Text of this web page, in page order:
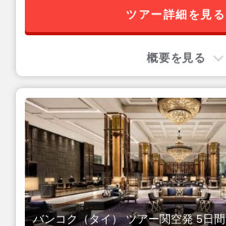
ツアー詳細を見る
概要を見る
バンコク（タイ） ツアー関空発 5日間